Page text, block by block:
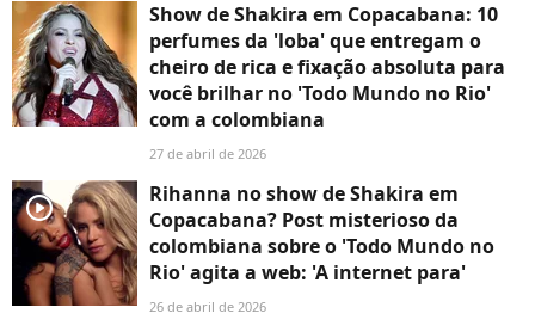
Show de Shakira em Copacabana: 10
perfumes da 'loba' que entregam o
cheiro de rica e fixação absoluta para
você brilhar no 'Todo Mundo no Rio'
com a colombiana
27 de abril de 2026
player2
Rihanna no show de Shakira em
Copacabana? Post misterioso da
colombiana sobre o 'Todo Mundo no
Rio' agita a web: 'A internet para'
26 de abril de 2026